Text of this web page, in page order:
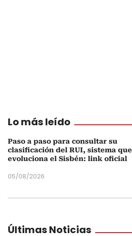
Lo más leído
Paso a paso para consultar su
clasificación del RUI, sistema que
evoluciona el Sisbén: link oficial
05/08/2026
Últimas Noticias